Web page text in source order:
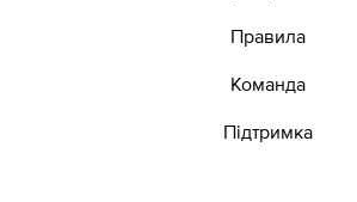
Правила
Команда
Підтримка